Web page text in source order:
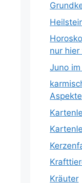
nur
Juno
Aspekte
Kräuter